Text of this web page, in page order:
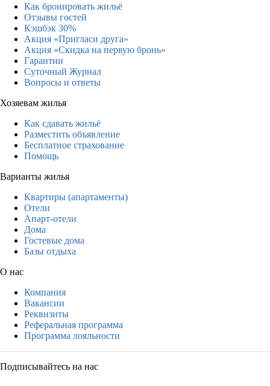
Как бронировать жильё
Отзывы гостей
Кэшбэк 30%
Акция «Пригласи друга»
Акция «Скидка на первую бронь»
Гарантии
Суточный Журнал
Вопросы и ответы
Хозяевам жилья
Как сдавать жильё
Разместить объявление
Бесплатное страхование
Помощь
Варианты жилья
Квартиры (апартаменты)
Отели
Апарт-отели
Дома
Гостевые дома
Базы отдыха
О нас
Компания
Вакансии
Реквизиты
Реферальная программа
Программа лояльности
Подписывайтесь на нас